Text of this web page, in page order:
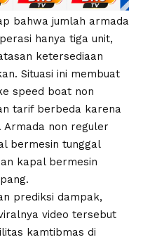
bahwa jumlah armada
hanya tiga unit,
ketersediaan
Situasi ini membuat
speed boat non
tarif berbeda karena
non reguler
bermesin tunggal
kapal bermesin
prediksi dampak,
video tersebut
kamtibmas di